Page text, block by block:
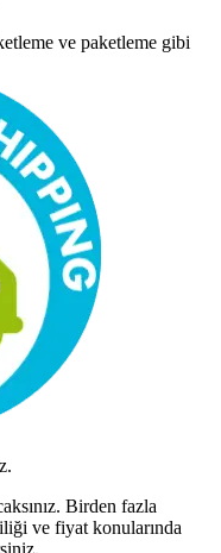
ve paketleme gibi
Birden fazla
ve fiyat konularında